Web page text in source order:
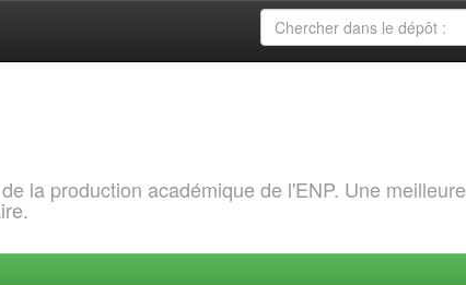
la production académique de l'ENP. Une meilleure